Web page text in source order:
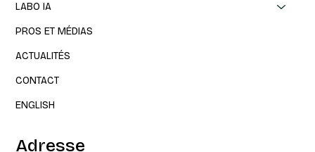
LABO IA
PROS ET MÉDIAS
ACTUALITÉS
CONTACT
ENGLISH
Adresse